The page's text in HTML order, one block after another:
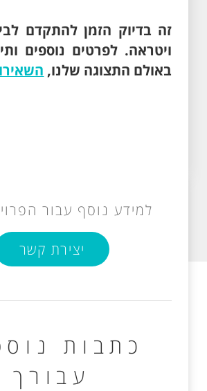
זה בדיוק הזמן להתקדם
ויטראה. לפרטים נוספים
באולם התצוגה שלנו,
למידע נוסף עבור
יצירת קשר
כתבות
עבורך